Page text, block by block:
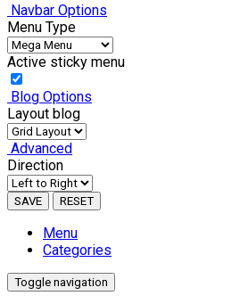
Navbar Options
Menu Type
Active sticky menu
Blog Options
Layout blog
Advanced
Direction
SAVE RESET
Menu
Categories
Toggle navigation